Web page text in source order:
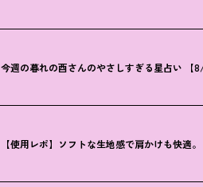
今週の暮れの酉さんのやさしすぎる星占い 【
【使用レポ】ソフトな生地感で肩かけも快